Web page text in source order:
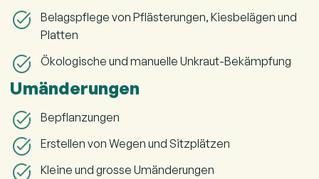
Belagspflege von Pflästerungen, Kiesbelägen und
Platten
Ökologische und manuelle Unkraut-Bekämpfung
Umänderungen
Bepflanzungen
Erstellen von Wegen und Sitzplätzen
Kleine und grosse Umänderungen